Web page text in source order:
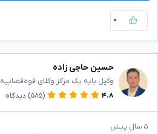
۰
حسین حاجی زاده
وکیل پایه یک مرکز وکلای قوه‌قضاییه
۴.۸
(۵۸۵) دیدگاه
۵ سال پیش